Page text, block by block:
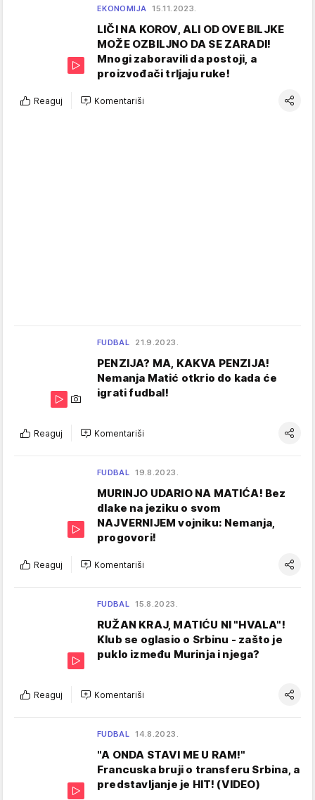
EKONOMIJA 15.11.2023.
LIČI NA KOROV, ALI OD OVE BILJKE
MOŽE OZBILJNO DA SE ZARADI!
Mnogi zaboravili da postoji, a
proizvođači trljaju ruke!
Reaguj Komentariši
FUDBAL 21.9.2023.
PENZIJA? MA, KAKVA PENZIJA!
Nemanja Matić otkrio do kada će
igrati fudbal!
Reaguj Komentariši
FUDBAL 19.8.2023.
MURINJO UDARIO NA MATIĆA! Bez
dlake na jeziku o svom
NAJVERNIJEM vojniku: Nemanja,
progovori!
Reaguj Komentariši
FUDBAL 15.8.2023.
RUŽAN KRAJ, MATIĆU NI "HVALA"!
Klub se oglasio o Srbinu - zašto je
puklo između Murinja i njega?
Reaguj Komentariši
FUDBAL 14.8.2023.
"A ONDA STAVI ME U RAM!"
Francuska bruji o transferu Srbina, a
predstavljanje je HIT! (VIDEO)